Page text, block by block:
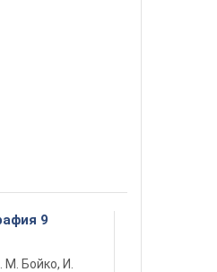
9
М. Бойко, И.